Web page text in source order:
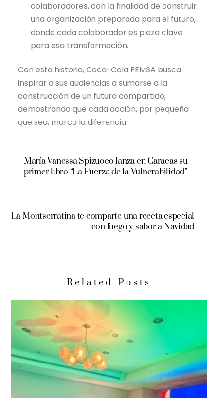
colaboradores, con la finalidad de construir
una organización preparada para el futuro,
donde cada colaborador es pieza clave
para esa transformación.
Con esta historia, Coca-Cola FEMSA busca
inspirar a sus audiencias a sumarse a la
construcción de un futuro compartido,
demostrando que cada acción, por pequeña
que sea, marca la diferencia.
María Vanessa Spizuoco lanza en Caracas su
primer libro “La Fuerza de la Vulnerabilidad”
La Montserratina te comparte una receta especial
con fuego y sabor a Navidad
Related Posts